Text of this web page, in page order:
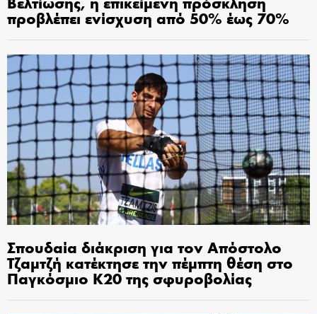
προβλέπει ενίσχυση από 50% έως 70%
Σπουδαία διάκριση για τον Απόστολο
Τζαμτζή κατέκτησε την πέμπτη θέση στο
Παγκόσμιο Κ20 της σφυροβολίας